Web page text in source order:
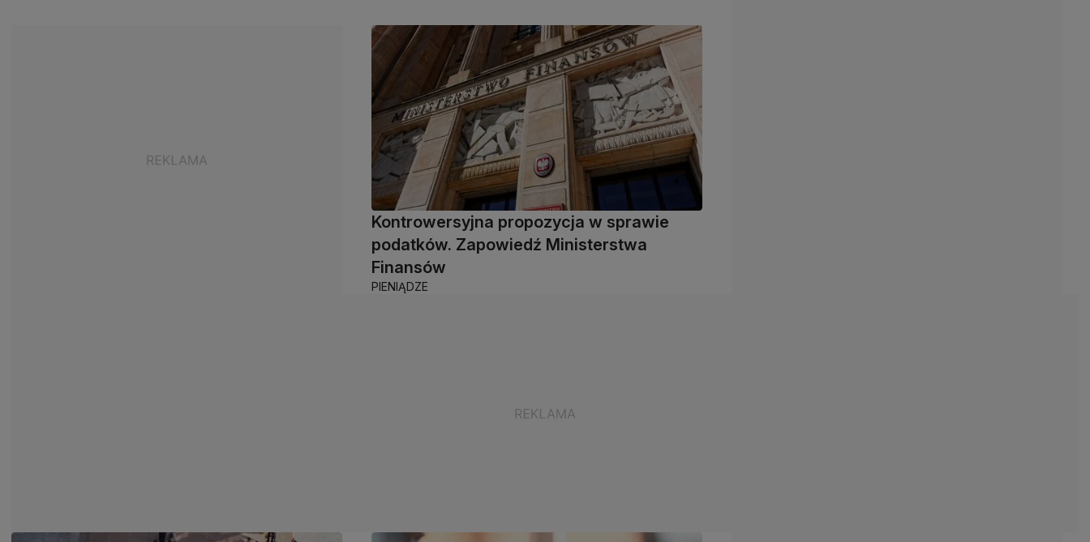
Kontrowersyjna propozycja w sprawie
podatków. Zapowiedź Ministerstwa
Finansów
PIENIĄDZE